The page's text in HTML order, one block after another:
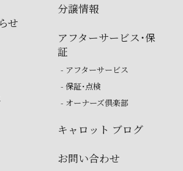
せ
分譲情報
アフターサービス・保
証
- アフターサービス
- 保証・点検
- オーナーズ倶楽部
キャロット ブログ
お問い合わせ